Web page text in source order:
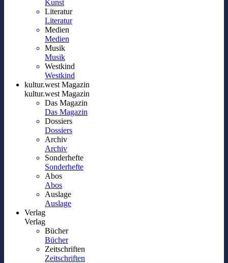
Kunst
Literatur
Literatur
Medien
Medien
Musik
Musik
Westkind
Westkind
kultur.west Magazin
kultur.west Magazin
Das Magazin
Das Magazin
Dossiers
Dossiers
Archiv
Archiv
Sonderhefte
Sonderhefte
Abos
Abos
Auslage
Auslage
Verlag
Verlag
Bücher
Bücher
Zeitschriften
Zeitschriften